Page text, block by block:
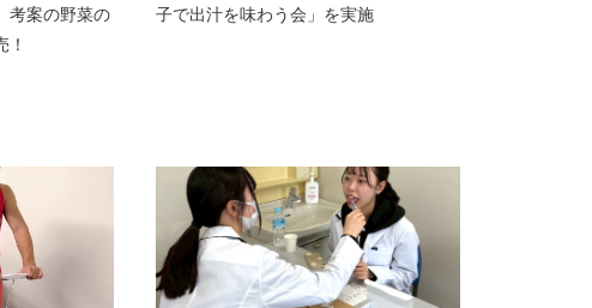
考案の野菜の
子で出汁を味わう会」を実施